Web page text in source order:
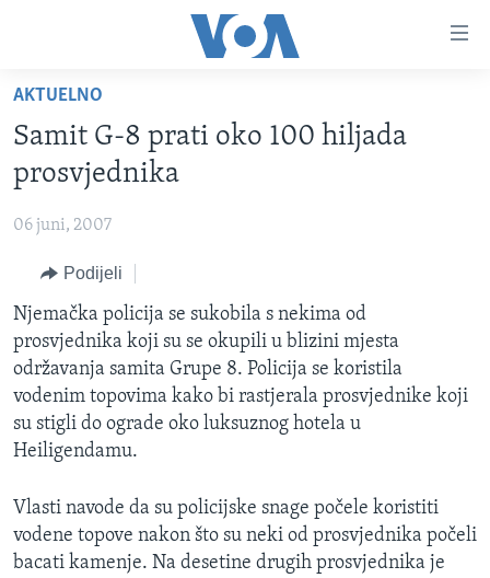
glavni
sadržaj
na
glavnu
navigaciju
pretragu
FOTOGRAFIJE DANA
VIJESTI
SJEDINJENE AMERIČKE DRŽAVE
BOSNA I HERCEGOVINA
SVIJET
NAUKA I TEHNOLOGIJA
SPECIJALNI PROJEKTI
KORUPCIJA
SLOBODA MEDIJA
ŽENSKA STRANA
MAGAZIN
O GLASU AMERIKE
AKTUELNO
Samit G-8 prati oko 100 hiljada
prosvjednika
06 juni, 2007
Podijeli
Njemačka policija se sukobila s nekima od
prosvjednika koji su se okupili u blizini mjesta
održavanja samita Grupe 8. Policija se koristila
vodenim topovima kako bi rastjerala prosvjednike koji
su stigli do ograde oko luksuznog hotela u
Heiligendamu.
Vlasti navode da su policijske snage počele koristiti
vodene topove nakon što su neki od prosvjednika počeli
bacati kamenje. Na desetine drugih prosvjednika je